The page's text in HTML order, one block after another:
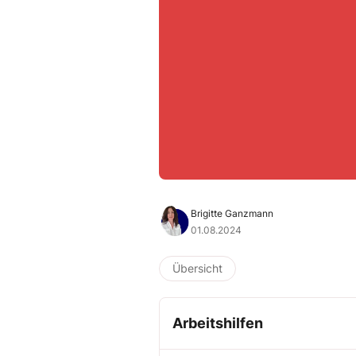
Brigitte Ganzmann
01.08.2024
Übersicht
Arbeitshilfen